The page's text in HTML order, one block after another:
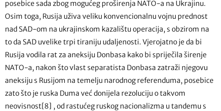
posebice sada zbog mogućeg proširenja NATO-a na Ukrajinu.
Osim toga, Rusija uživa veliku konvencionalnu vojnu prednost
nad SAD-om na ukrajinskom kazalištu operacija, s obzirom na
to da SAD uvelike trpi tiraniju udaljenosti. Vjerojatno je da bi
Rusija vodila rat za aneksiju Donbasa kako bi spriječila širenje
NATO-a, nakon što vlast separatista Donbasa zatraži njegovu
aneksiju s Rusijom na temelju narodnog referenduma, posebice
zato što je ruska Duma već donijela rezoluciju o takvom
neovisnost[8] , od rastućeg ruskog nacionalizma u tandemu s